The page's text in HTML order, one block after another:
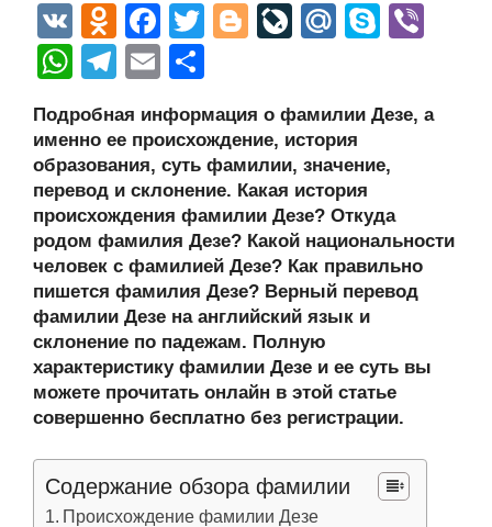
V
K
O
d
n
o
kl
a
ss
ni
ki
F
a
c
e
b
o
o
k
T
er
Bl
g
er
Li
J
o
ur
n
al
M
u
S
e
W
at
s
A
p
p
T
e
gr
a
m
E
ail р
а
в
и
ть
Подробная информация о фамилии Дезе, а
именно ее происхождение, история
образования, суть фамилии, значение,
перевод и склонение. Какая история
происхождения фамилии Дезе? Откуда
родом фамилия Дезе? Какой национальности
человек с фамилией Дезе? Как правильно
пишется фамилия Дезе? Верный перевод
фамилии Дезе на английский язык и
склонение по падежам. Полную
характеристику фамилии Дезе и ее суть вы
можете прочитать онлайн в этой статье
совершенно бесплатно без регистрации.
Содержание обзора фамилии
Происхождение фамилии Дезе